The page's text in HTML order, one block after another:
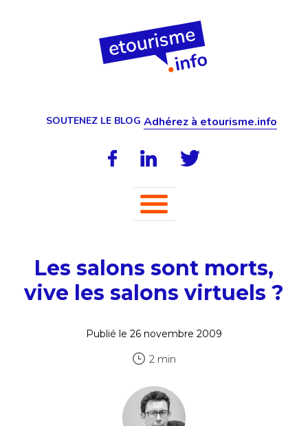
SOUTENEZ LE BLOG Adhérez à etourisme.info
Les salons sont morts,
vive les salons virtuels ?
Publié le 26 novembre 2009
2 min